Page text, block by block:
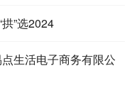
”选2024
生活电子商务有限公